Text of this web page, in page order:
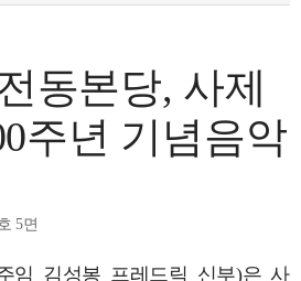
동본당, 사제
주년 기념음악
5면
임 김성봉 프레드릭 신부)은 사